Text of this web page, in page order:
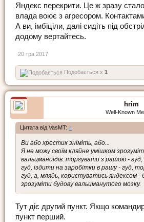
Яндекс перекрити. Це ж зразу стало
влада воює з агресором.
А ви, імбіціли, далі сидіть під
додому вертайтесь.
20 тра 2017
Подобається x 1
hrim
Well-Known
Цитата від VasMT: ↑
Ви або хрестик зніміть, або...
Я не можу своїм кляйне умішком
вальцманоїдів: торгувати з рашою - гуд,
гуд, іздити на заробітки в рашу - гуд,
гуд, а, млядь, користуватись яндексом
зрозуміти будову вальцманутого мозку.
Тут діє другий пункт. Якщо
пункт перший.